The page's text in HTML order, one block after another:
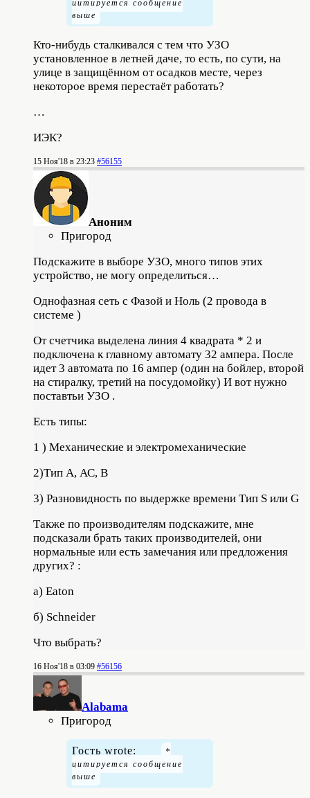
Кто-нибудь сталкивался с тем что УЗО
установленное в летней даче, то есть, по сути, на
улице в защищённом от осадков месте, через
некоторое время перестаёт работать?
…
ИЭК?
15 Ноя'18 в 23:23 #56155
Аноним
Пригород
Подскажите в выборе УЗО, много типов этих
устройство, не могу определиться…
Однофазная сеть с Фазой и Ноль (2 провода в
системе )
От счетчика выделена линия 4 квадрата * 2 и
подключена к главному автомату 32 ампера. После
идет 3 автомата по 16 ампер (один на бойлер, второй
на стиралку, третий на посудомойку) И вот нужно
поставтьи УЗО .
Есть типы:
1 ) Механические и электромеханические
2)Тип А, АС, B
3) Разновидность по выдержке времени Тип S или G
Также по производителям подскажите, мне
подсказали брать таких производителей, они
нормальные или есть замечания или предложения
других? :
а) Eaton
б) Schneider
Что выбрать?
16 Ноя'18 в 03:09 #56156
Alabama
Пригород
Гость wrote: